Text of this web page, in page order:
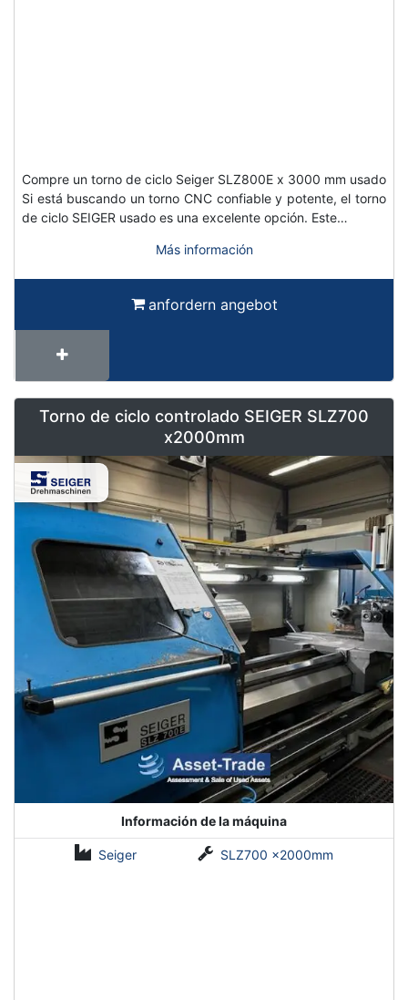
Compre un torno de ciclo Seiger SLZ800E x 3000 mm usado
Si está buscando un torno CNC confiable y potente, el torno
de ciclo SEIGER usado es una excelente opción. Este…
Más información
anfordern angebot
Torno de ciclo controlado SEIGER SLZ700
x2000mm
Información de la máquina
Seiger SLZ700 x2000mm